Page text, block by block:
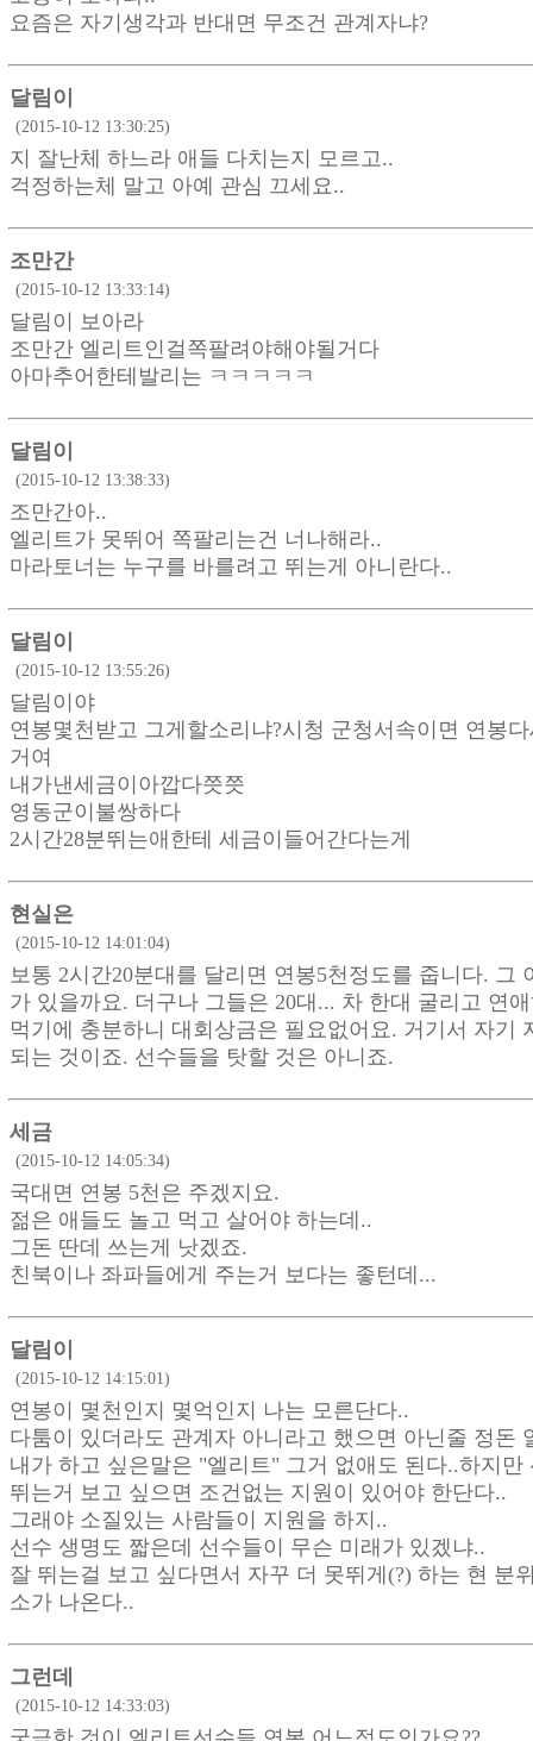
요즘은 자기생각과 반대면 무조건 관계자냐?
달림이
(2015-10-12 13:30:25)
지 잘난체 하느라 애들 다치는지 모르고..
걱정하는체 말고 아예 관심 끄세요..
조만간
(2015-10-12 13:33:14)
달림이 보아라
조만간 엘리트인걸쪽팔려야해야될거다
아마추어한테발리는 ㅋㅋㅋㅋㅋ
달림이
(2015-10-12 13:38:33)
조만간아..
엘리트가 못뛰어 쪽팔리는건 너나해라..
마라토너는 누구를 바를려고 뛰는게 아니란다..
달림이
(2015-10-12 13:55:26)
달림이야
연봉몇천받고 그게할소리냐?시청 군청서속이면 연봉
거여
내가낸세금이아깝다쯧쯧
영동군이불쌍하다
2시간28분뛰는애한테 세금이들어간다는게
현실은
(2015-10-12 14:01:04)
보통 2시간20분대를 달리면 연봉5천정도를 줍니다. 그
가 있을까요. 더구나 그들은 20대... 차 한대 굴리고 연
먹기에 충분하니 대회상금은 필요없어요. 거기서 자기
되는 것이죠. 선수들을 탓할 것은 아니죠.
세금
(2015-10-12 14:05:34)
국대면 연봉 5천은 주겠지요.
젊은 애들도 놀고 먹고 살어야 하는데..
그돈 딴데 쓰는게 낫겠죠.
친북이나 좌파들에게 주는거 보다는 좋턴데...
달림이
(2015-10-12 14:15:01)
연봉이 몇천인지 몇억인지 나는 모른단다..
다툼이 있더라도 관계자 아니라고 했으면 아닌줄 정돈
내가 하고 싶은말은 "엘리트" 그거 없애도 된다..하지만
뛰는거 보고 싶으면 조건없는 지원이 있어야 한단다..
그래야 소질있는 사람들이 지원을 하지..
선수 생명도 짧은데 선수들이 무슨 미래가 있겠냐..
잘 뛰는걸 보고 싶다면서 자꾸 더 못뛰게(?) 하는 현 분
소가 나온다..
그런데
(2015-10-12 14:33:03)